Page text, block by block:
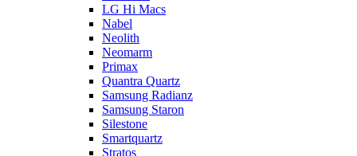
LG Hi Macs
Nabel
Neolith
Neomarm
Primax
Quantra Quartz
Samsung Radianz
Samsung Staron
Silestone
Smartquartz
Stratos